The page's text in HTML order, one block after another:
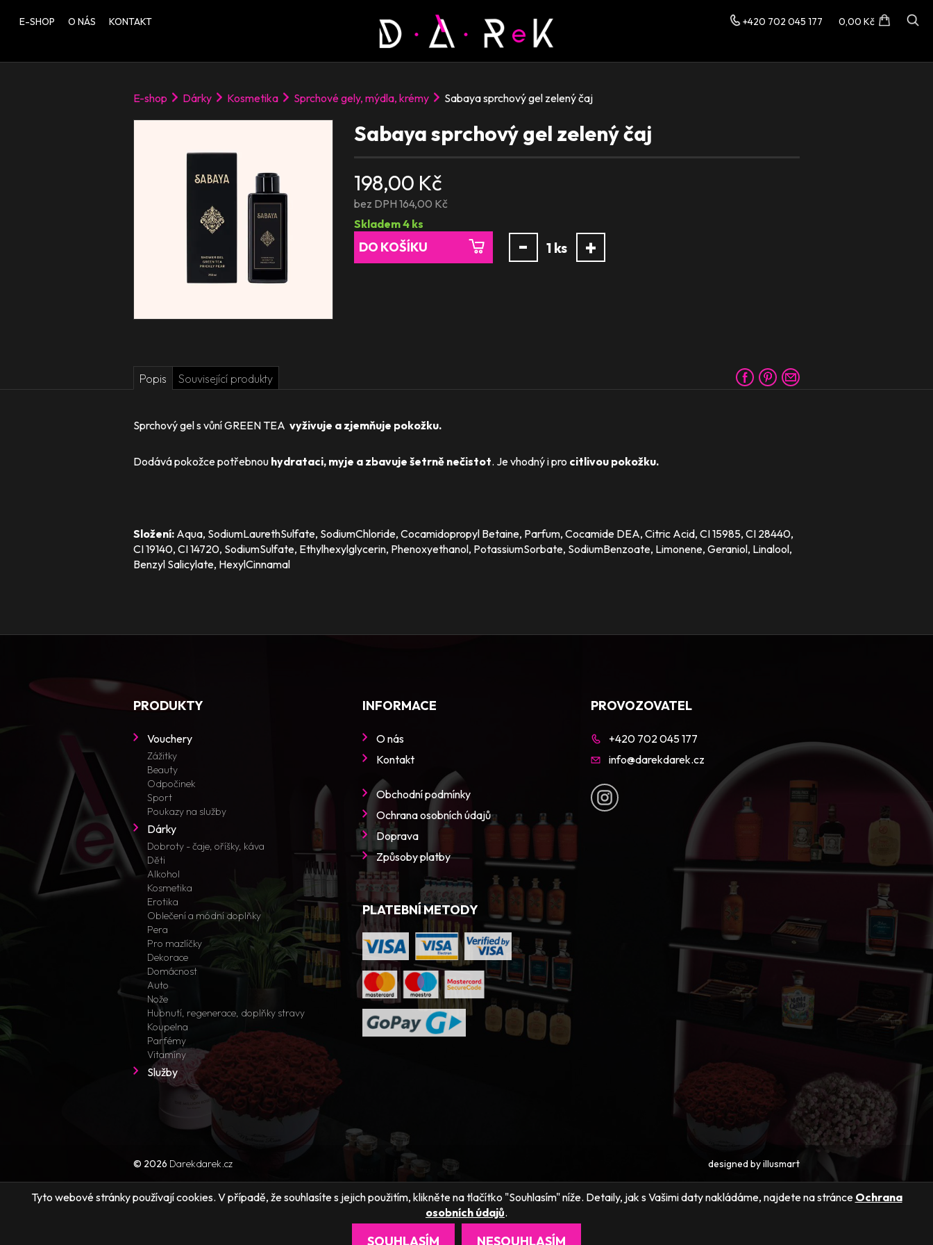
E-SHOP O NÁS KONTAKT +420 702 045 177 0,00 Kč
E-shop Dárky Kosmetika Sprchové gely, mýdla, krémy Sabaya sprchový gel zelený čaj
Sabaya sprchový gel zelený čaj
198,00 Kč
bez DPH 164,00 Kč
Skladem4 ks
DO KOŠÍKU - 1 ks +
Popis Související produkty
Sprchový gel s vůní GREEN TEA vyživuje a zjemňuje pokožku.
Dodává pokožce potřebnou hydrataci, myje a zbavuje šetrně nečistot. Je vhodný i pro citlivou pokožku.
Složení: Aqua, SodiumLaurethSulfate, SodiumChloride, Cocamidopropyl Betaine, Parfum, Cocamide DEA, Citric Acid, CI 15985, CI 28440,
CI 19140, CI 14720, SodiumSulfate, Ethylhexylglycerin, Phenoxyethanol, PotassiumSorbate, SodiumBenzoate, Limonene, Geraniol, Linalool,
Benzyl Salicylate, HexylCinnamal
PRODUKTY
Vouchery
Zážitky
Beauty
Odpočinek
Sport
Poukazy na služby
Dárky
Dobroty - čaje, oříšky, káva
Děti
Alkohol
Kosmetika
Erotika
Oblečení a módní doplňky
Pera
Pro mazlíčky
Dekorace
Domácnost
Auto
Nože
Hubnutí, regenerace, doplňky stravy
Koupelna
Parfémy
Vitamíny
Služby
INFORMACE
O nás
Kontakt
Obchodní podmínky
Ochrana osobních údajů
Doprava
Způsoby platby
PLATEBNÍ METODY
PROVOZOVATEL
+420 702 045 177
info@darekdarek.cz
© 2026 Darekdarek.cz designed byillusmart
Tyto webové stránky používají cookies. V případě, že souhlasíte s jejich použitím, klikněte na tlačítko "Souhlasím" níže. Detaily, jak s Vašimi daty nakládáme, najdete na stránce Ochrana
osobních údajů.